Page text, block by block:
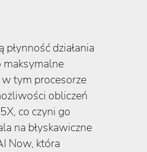
działania
maksymalne
tym procesorze
obliczeń
co czyni go
na błyskawiczne
Now, która